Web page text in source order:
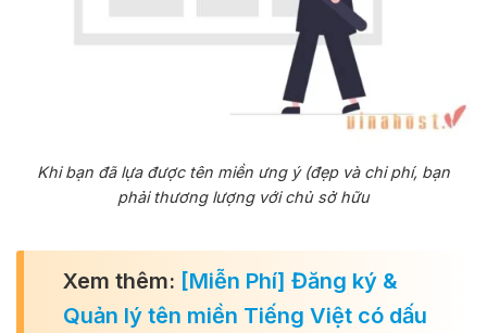
Khi bạn đã lựa được tên miền ưng ý (đẹp và chi phí, bạn
phải thương lượng với chủ sở hữu
Xem thêm: [Miễn Phí] Đăng ký &
Quản lý tên miền Tiếng Việt có dấu